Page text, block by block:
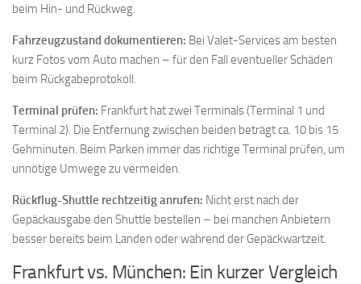
beim Hin- und Rückweg.
Fahrzeugzustand dokumentieren: Bei Valet-Services am besten
kurz Fotos vom Auto machen – für den Fall eventueller Schäden
beim Rückgabeprotokoll.
Terminal prüfen: Frankfurt hat zwei Terminals (Terminal 1 und
Terminal 2). Die Entfernung zwischen beiden beträgt ca. 10 bis 15
Gehminuten. Beim Parken immer das richtige Terminal prüfen, um
unnötige Umwege zu vermeiden.
Rückflug-Shuttle rechtzeitig anrufen: Nicht erst nach der
Gepäckausgabe den Shuttle bestellen – bei manchen Anbietern
besser bereits beim Landen oder während der Gepäckwartzeit.
Frankfurt vs. München: Ein kurzer Vergleich